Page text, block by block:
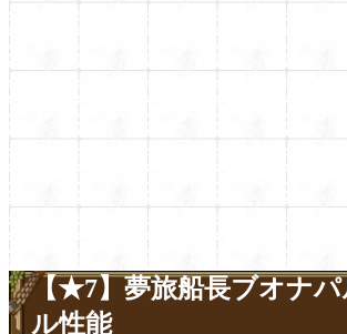
【★7】夢旅船長ブオナ
ル性能